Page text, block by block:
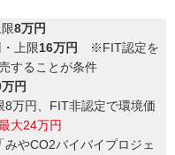
8万円
上限16万円 ※FIT認定を
することが条件
円
8万円、FIT非認定で環境価
大24万円
みやCO2バイバイプロジェ